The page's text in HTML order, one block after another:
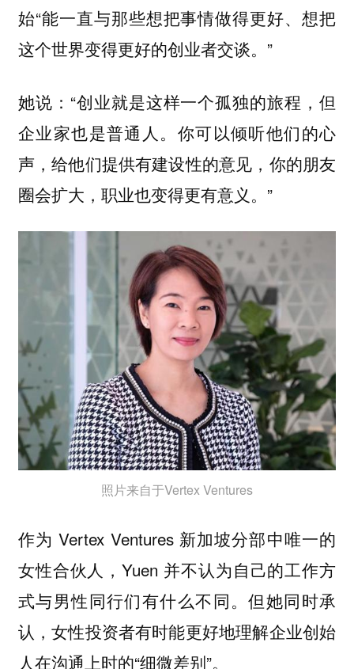
始“能一直与那些想把事情做得更好、想把
这个世界变得更好的创业者交谈。”
她说：“创业就是这样一个孤独的旅程，但
企业家也是普通人。你可以倾听他们的心
声，给他们提供有建设性的意见，你的朋友
圈会扩大，职业也变得更有意义。”
照片来自于Vertex Ventures
作为 Vertex Ventures 新加坡分部中唯一的
女性合伙人，Yuen 并不认为自己的工作方
式与男性同行们有什么不同。但她同时承
认，女性投资者有时能更好地理解企业创始
人在沟通上时的“细微差别”。